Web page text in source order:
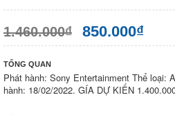
1.460.000₫ 850.000₫
TỔNG QUAN
Phát hành: Sony Entertainment Thể loại:
hành: 18/02/2022. GÍA DỰ KIẾN